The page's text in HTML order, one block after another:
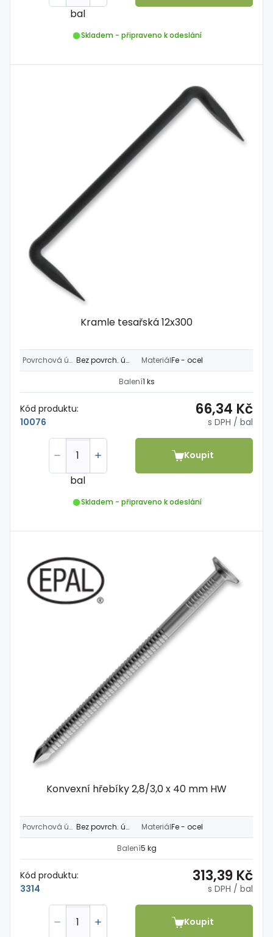
bal
Skladem - připraveno k odeslání
Kramle tesařská 12x300
Povrchová úprava Bez povrch. úpravy MateriálFe - ocel
Balení1 ks
Kód produktu:
10076
66,34 Kč
s DPH / bal
bal
Koupit
Skladem - připraveno k odeslání
Konvexní hřebíky 2,8/3,0 x 40 mm HW
Povrchová úprava Bez povrch. úpravy MateriálFe - ocel
Balení5 kg
Kód produktu:
3314
313,39 Kč
s DPH / bal
Koupit